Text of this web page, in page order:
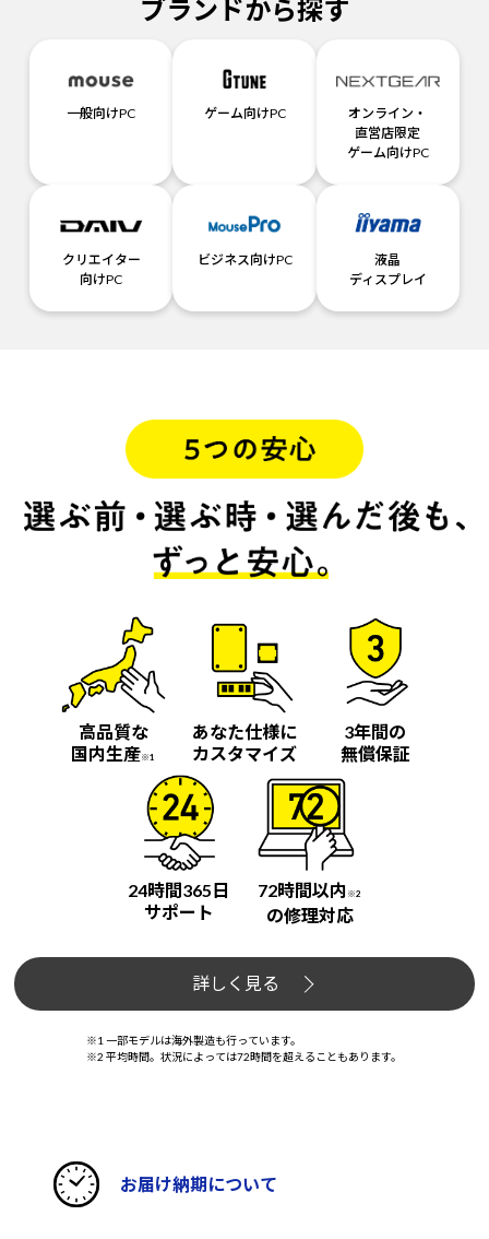
ブランドから探す
一般向けPC ゲーム向けPC
オンライン・
直営店限定
ゲーム向けPC
クリエイター
向けPC
ビジネス向けPC
液晶
ディスプレイ
高品質な
国内生産※1
あなた仕様に
カスタマイズ
3年間の
無償保証
24時間365日
サポート
72時間以内 ※2
の修理対応
詳しく見る
※1 一部モデルは海外製造も行っています。
※2 平均時間。状況によっては72時間を超えることもあります。
お届け納期について